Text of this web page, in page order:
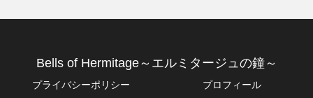
Bells of Hermitage～エルミタージュの鐘～
プライバシーポリシー
プロフィール